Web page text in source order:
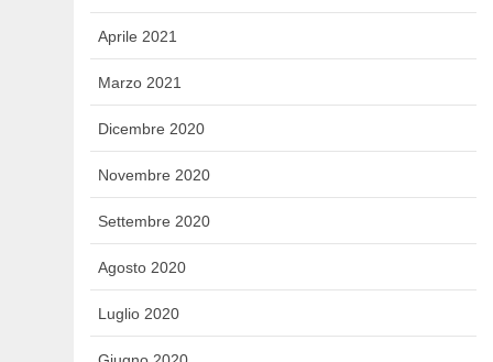
Aprile 2021
Marzo 2021
Dicembre 2020
Novembre 2020
Settembre 2020
Agosto 2020
Luglio 2020